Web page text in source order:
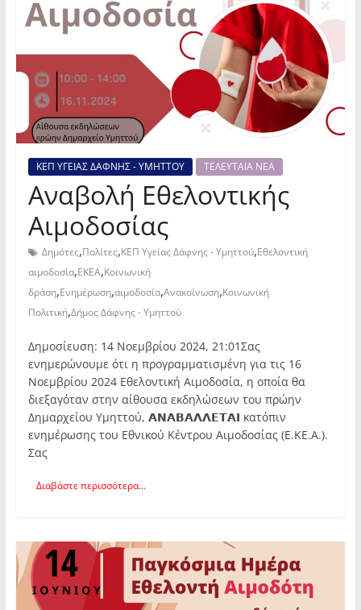
ΚΕΠ ΥΓΕΙΑΣ ΔΑΦΝΗΣ - ΥΜΗΤΤΟΥ ΤΕΛΕΥΤΑΙΑ ΝΕΑ
Αναβολή Εθελοντικής
Αιμοδοσίας
Δημότες,Πολίτες,ΚΕΠ Υγείας Δάφνης - Υμηττού,Εθελοντική
αιμοδοσία,ΕΚΕΑ,Κοινωνική
δράση,Ενημέρωση,αιμοδοσία,Ανακοίνωση,Κοινωνική
Πολιτική,Δήμος Δάφνης - Υμηττού
Δημοσίευση: 14 Νοεμβρίου 2024, 21:01Σας
ενημερώνουμε ότι η προγραμματισμένη για τις 16
Νοεμβρίου 2024 Εθελοντική Αιμοδοσία, η οποία θα
διεξαγόταν στην αίθουσα εκδηλώσεων του πρώην
Δημαρχείου Υμηττού, 𝝖𝝢𝝖𝝗𝝖𝝠𝝠𝝚𝝩𝝖𝝞 κατόπιν
ενημέρωσης του Εθνικού Κέντρου Αιμοδοσίας (Ε.ΚΕ.Α.).
Σας
Διαβάστε περισσότερα...